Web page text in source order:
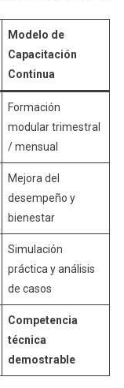
Modelo de
Capacitación
Continua
Formación
modular trimestral
/ mensual
Mejora del
desempeño y
bienestar
Simulación
práctica y análisis
de casos
Competencia
técnica
demostrable